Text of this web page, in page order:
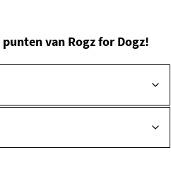
.
van Rogz for Dogz!